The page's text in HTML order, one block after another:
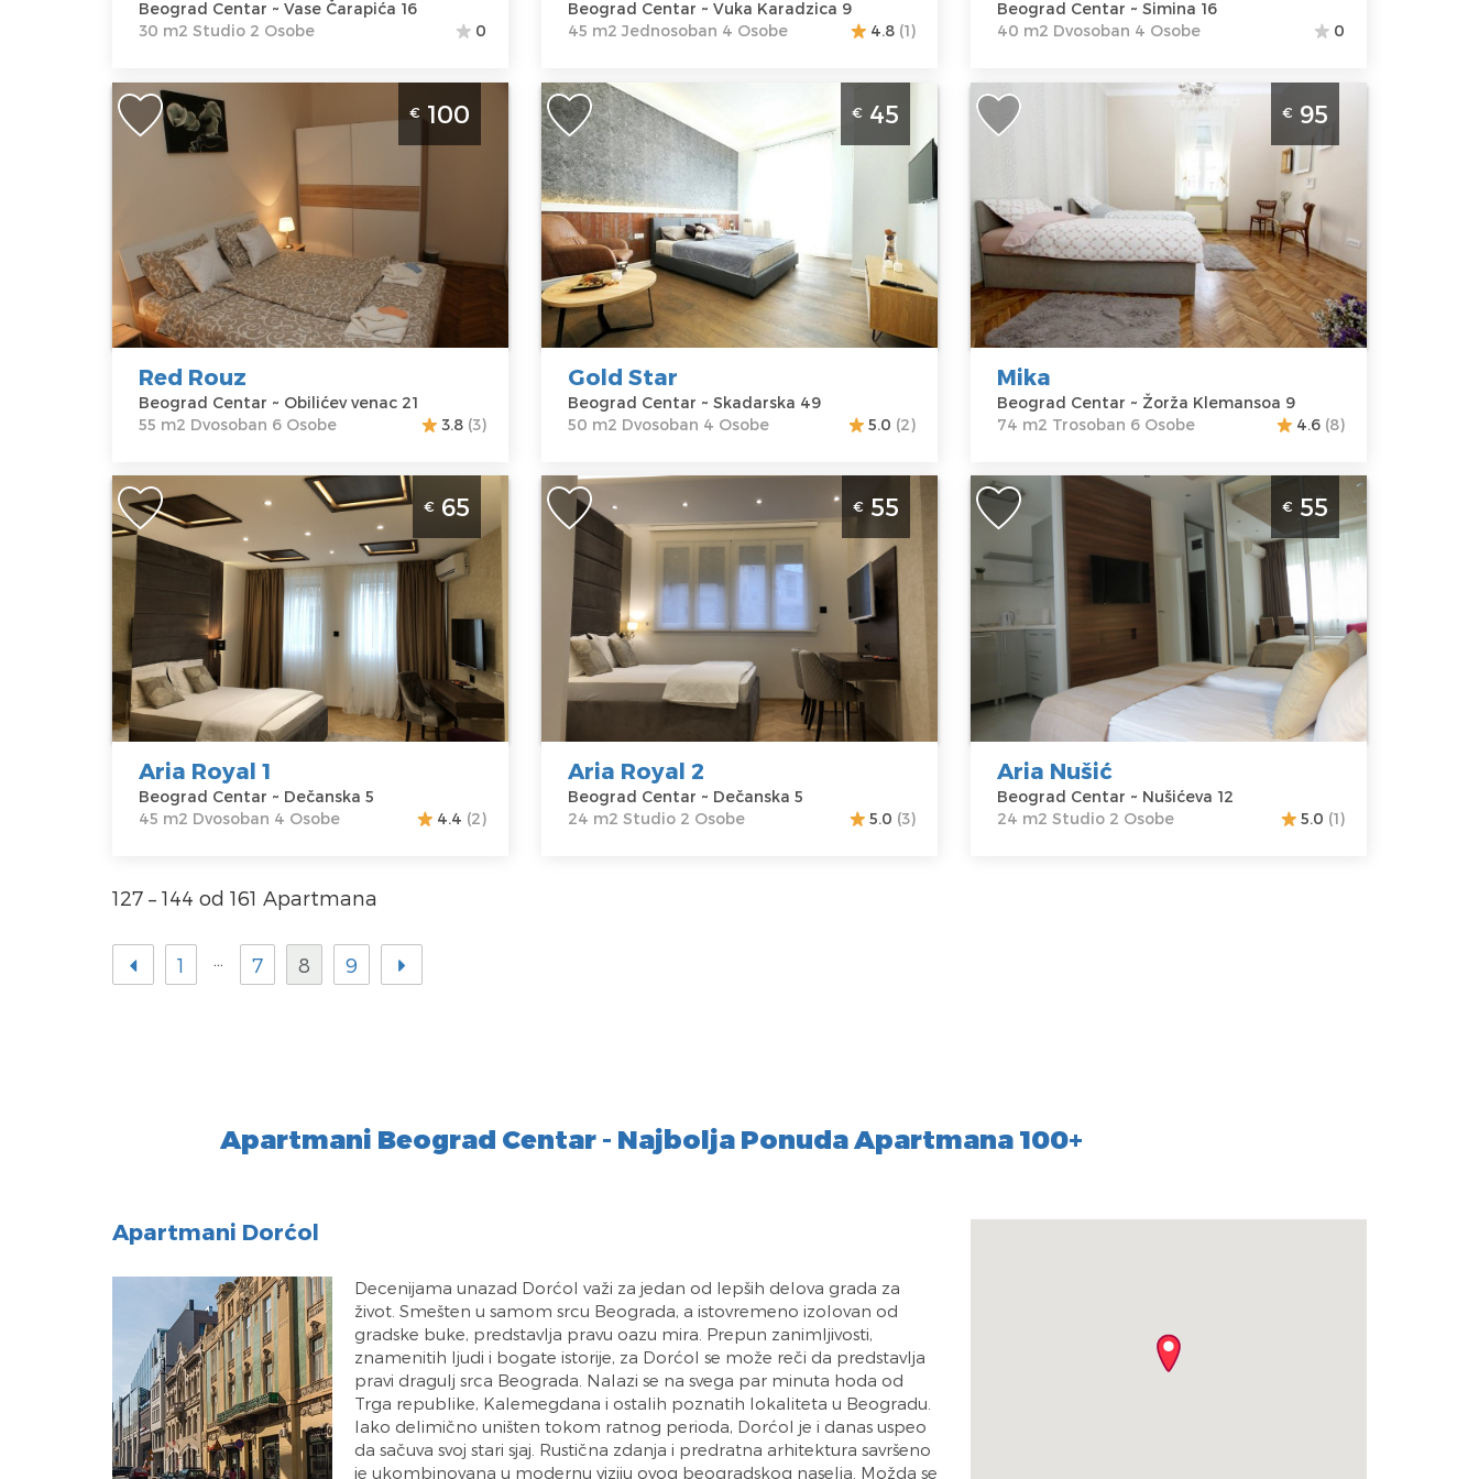
Beograd Centar ~ Vase Čarapića 16
30 m2 Studio 2 Osobe
0
Beograd Centar ~ Vuka Karadzica 9
45 m2 Jednosoban 4 Osobe
4.8 (1)
Beograd Centar ~ Simina 16
40 m2 Dvosoban 4 Osobe
0
Dvosoban Apartman Red Rouz Beograd
Centar
Beograd
Centar
Adresa:
Obilićev venac
21
Cena
100 €
Gosti:
Kvadratura :
m2
Struktura :
Dvosoban
€ 100
Red Rouz
Beograd Centar ~ Obilićev venac 21
55 m2 Dvosoban 6 Osobe
3.8 (3)
Dvosoban Apartman Gold Star Beograd
Centar
Beograd
Lokacija:
Beograd
Centar
Adresa:
Skadarska 49
Cena45 €
Gosti:
Kvadratura :
m2
Struktura :
Dvosoban
€ 45
Gold Star
Beograd Centar ~ Skadarska 49
50 m2 Dvosoban 4 Osobe
5.0 (2)
Trosoban Apartman Mika Beograd
Centar
Lokacija:
Beograd
Centar
Adresa:
Klemansoa 9
Cena95 €
Gosti:6
Kvadratura :74
m2
Struktura :
Trosoban
€ 95
Mika
Beograd Centar ~ Žorža Klemansoa 9
74 m2 Trosoban 6 Osobe
4.6 (8)
Dvosoban Apartman Aria Royal 1
Beograd Centar
Beograd
Lokacija:
Beograd
Centar
Adresa:
Dečanska 5
Cena65 €
Gosti:4
Kvadratura :
m2
Struktura :
Dvosoban
€ 65
Aria Royal 1
Beograd Centar ~ Dečanska 5
45 m2 Dvosoban 4 Osobe
4.4 (2)
Studio Apartman Aria Royal 2 Beograd
Centar
Beograd
Lokacija:
Beograd
Centar
Adresa:
Dečanska 5
Cena
Gosti:
Kvadratura :
24
Struktura :
Studio
€ 55
Aria Royal 2
Beograd Centar ~ Dečanska 5
24 m2 Studio 2 Osobe
5.0 (3)
Studio Apartman Aria Nušić Beograd
Centar
Beograd
Lokacija:
Beograd
Centar
Adresa:
Nušićeva 12
55 €
Gosti: 2
Kvadratura :24
m2
Struktura :
Studio
€ 55
Aria Nušić
Beograd Centar ~ Nušićeva 12
24 m2 Studio 2 Osobe
5.0 (1)
127 – 144 od 161 Apartmana
1 7 8 9
Apartmani Beograd Centar - Najbolja Ponuda Apartmana 100+
Apartmani Dorćol
Decenijama unazad Dorćol važi za jedan od lepših delova grada za
život. Smešten u samom srcu Beograda, a istovremeno izolovan od
gradske buke, predstavlja pravu oazu mira. Prepun zanimljivosti,
znamenitih ljudi i bogate istorije, za Dorćol se može reči da predstavlja
pravi dragulj srca Beograda. Nalazi se na svega par minuta hoda od
Trga republike, Kalemegdana i ostalih poznatih lokaliteta u Beogradu.
Iako delimično uništen tokom ratnog perioda, Dorćol je i danas uspeo
da sačuva svoj stari sjaj. Rustična zdanja i predratna arhitektura savršeno
je ukombinovana u modernu viziju ovog beogradskog naselja. Možda se